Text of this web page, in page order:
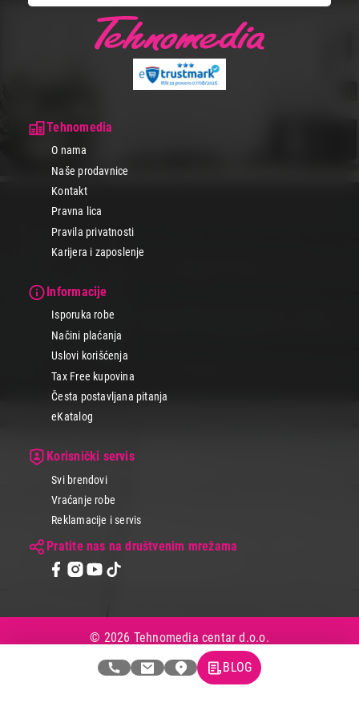
Tehnomedia
O nama
Naše prodavnice
Kontakt
Pravna lica
Pravila privatnosti
Karijera i zaposlenje
Informacije
Isporuka robe
Načini plaćanja
Uslovi korišćenja
Tax Free kupovina
Česta postavljana pitanja
eKatalog
Korisnički servis
Svi brendovi
Vraćanje robe
Reklamacije i servis
Pratite nas na društvenim mrežama
© 2026 Tehnomedia centar d.o.o.
BLOG